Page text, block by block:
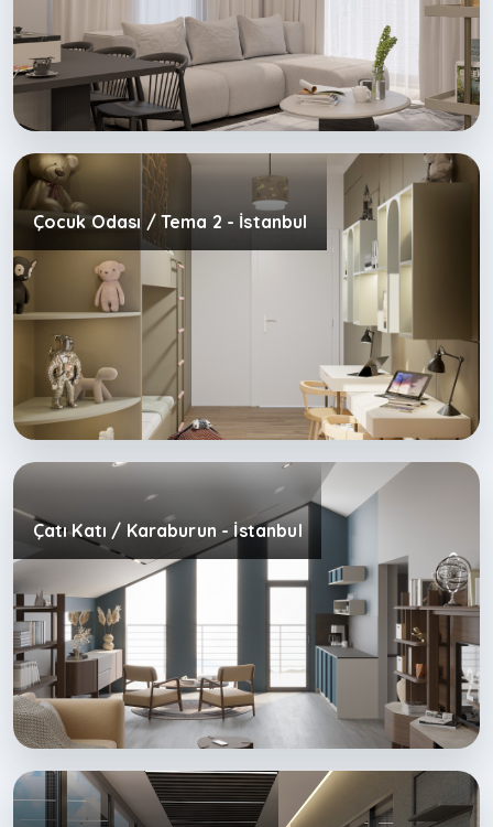
Çocuk Odası / Tema 2 - İstanbul
Çatı Katı / Karaburun - İstanbul